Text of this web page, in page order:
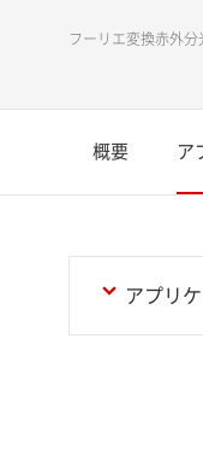
フーリエ変換赤外
概要 ア
アプリ